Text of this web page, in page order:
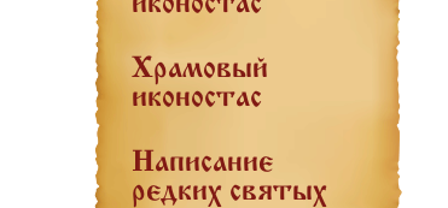
Храмовый
иконостас
Написание
редких святых